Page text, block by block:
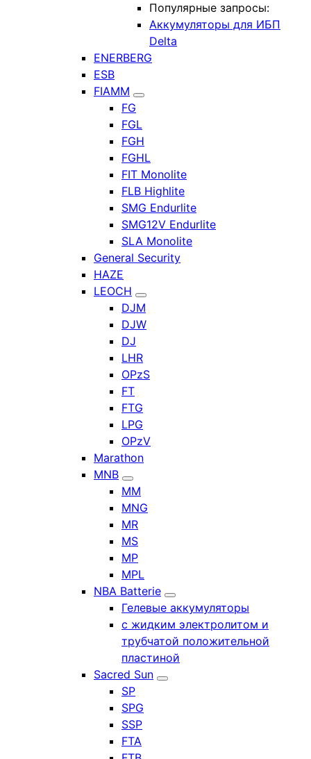
Популярные запросы:
Аккумуляторы для ИБП
Delta
ENERBERG
ESB
FIAMM
FG
FGL
FGH
FGHL
FIT Monolite
FLB Highlite
SMG Endurlite
SMG12V Endurlite
SLA Monolite
General Security
HAZE
LEOCH
DJM
DJW
DJ
LHR
OPzS
FT
FTG
LPG
OPzV
Marathon
MNB
MM
MNG
MR
MS
MP
MPL
NBA Batterie
Гелевые аккумуляторы
с жидким электролитом и
трубчатой положительной
пластиной
Sacred Sun
SP
SPG
SSP
FTA